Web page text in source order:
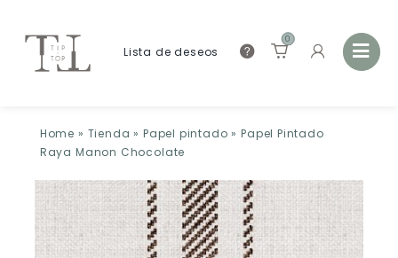
Lista de deseos
0
Home » Tienda » Papel pintado »Papel Pintado
Raya Manon Chocolate